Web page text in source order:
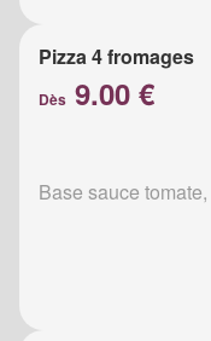
Pizza 4 fromages
Dès 9.00 €
Base sauce